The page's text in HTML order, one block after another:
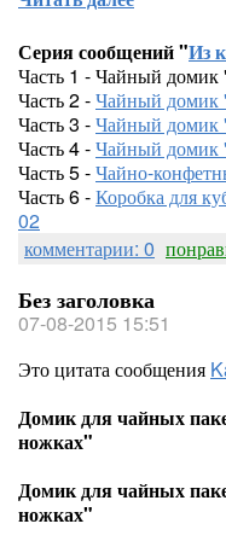
Серия сообщений "Из
Часть 1 - Чайный
Часть 2 -Чайный домик
Часть 3 -Чайный домик
Часть 4 -Чайный домик
Часть 5 -Чайно-
Часть 6 -Коробка для
02
комментарии: 0
Без заголовка
07-08-2015 15:51
Это цитата сообщения
Домик для чайных
ножках"
Домик для чайных
ножках"